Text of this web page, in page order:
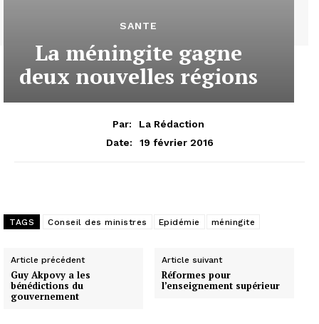
SANTE
La méningite gagne
deux nouvelles régions
Par:
La Rédaction
Date:
19 février 2016
TAGS Conseil des ministres Epidémie méningite
Article précédent
Guy Akpovy a les
bénédictions du
gouvernement
Article suivant
Réformes pour
l’enseignement supérieur